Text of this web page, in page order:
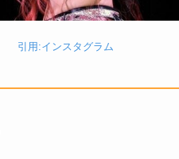
引用:インスタグラム